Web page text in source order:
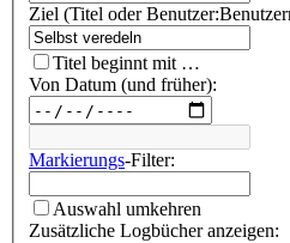
Ziel (Titel oder
Titel beginnt mit …
Von Datum (und früher):
Markierungs-Filter:
Auswahl umkehren
Zusätzliche Logbücher anzeigen: